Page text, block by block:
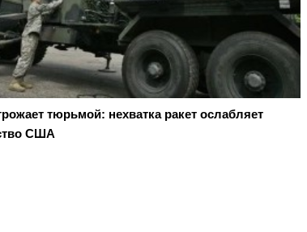
тюрьмой: нехватка ракет ослабляет
США